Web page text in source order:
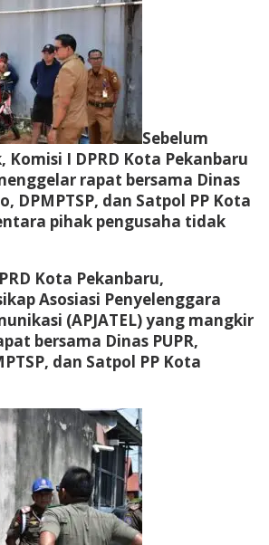
Sebelum
Komisi I DPRD Kota Pekanbaru
rapat bersama Dinas
DPMPTSP, dan Satpol PP Kota
pihak pengusaha tidak
Kota Pekanbaru,
Asosiasi Penyelenggara
(APJATEL) yang mangkir
bersama Dinas PUPR,
dan Satpol PP Kota